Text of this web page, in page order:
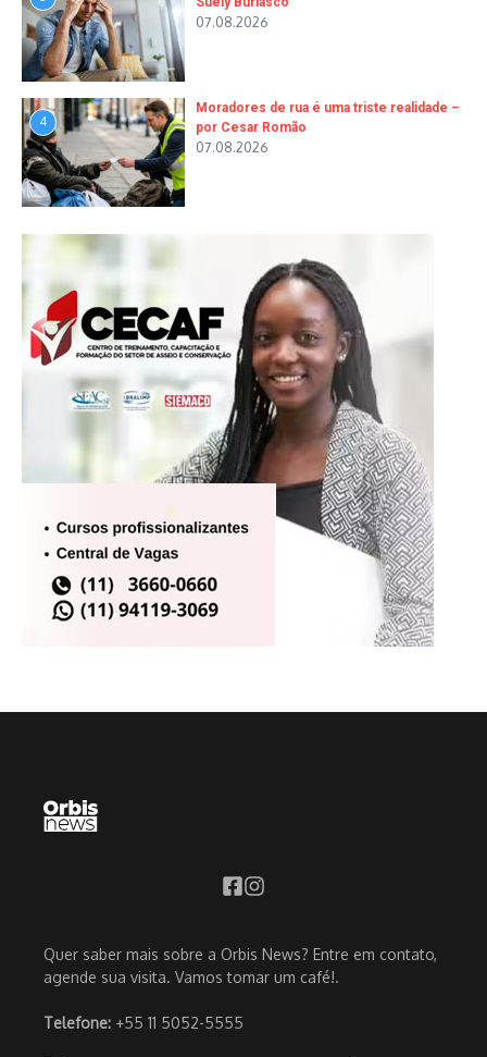
07.08.2026
4
Moradores de rua é uma triste realidade –
por Cesar Romão
07.08.2026
Quer saber mais sobre a Orbis News? Entre em contato,
agende sua visita. Vamos tomar um café!.
Telefone: +55 11 5052-5555